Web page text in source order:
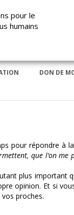
pour le
humains
DON DE
pour répondre à
que l’on
plus
opinion. Et si
proches.